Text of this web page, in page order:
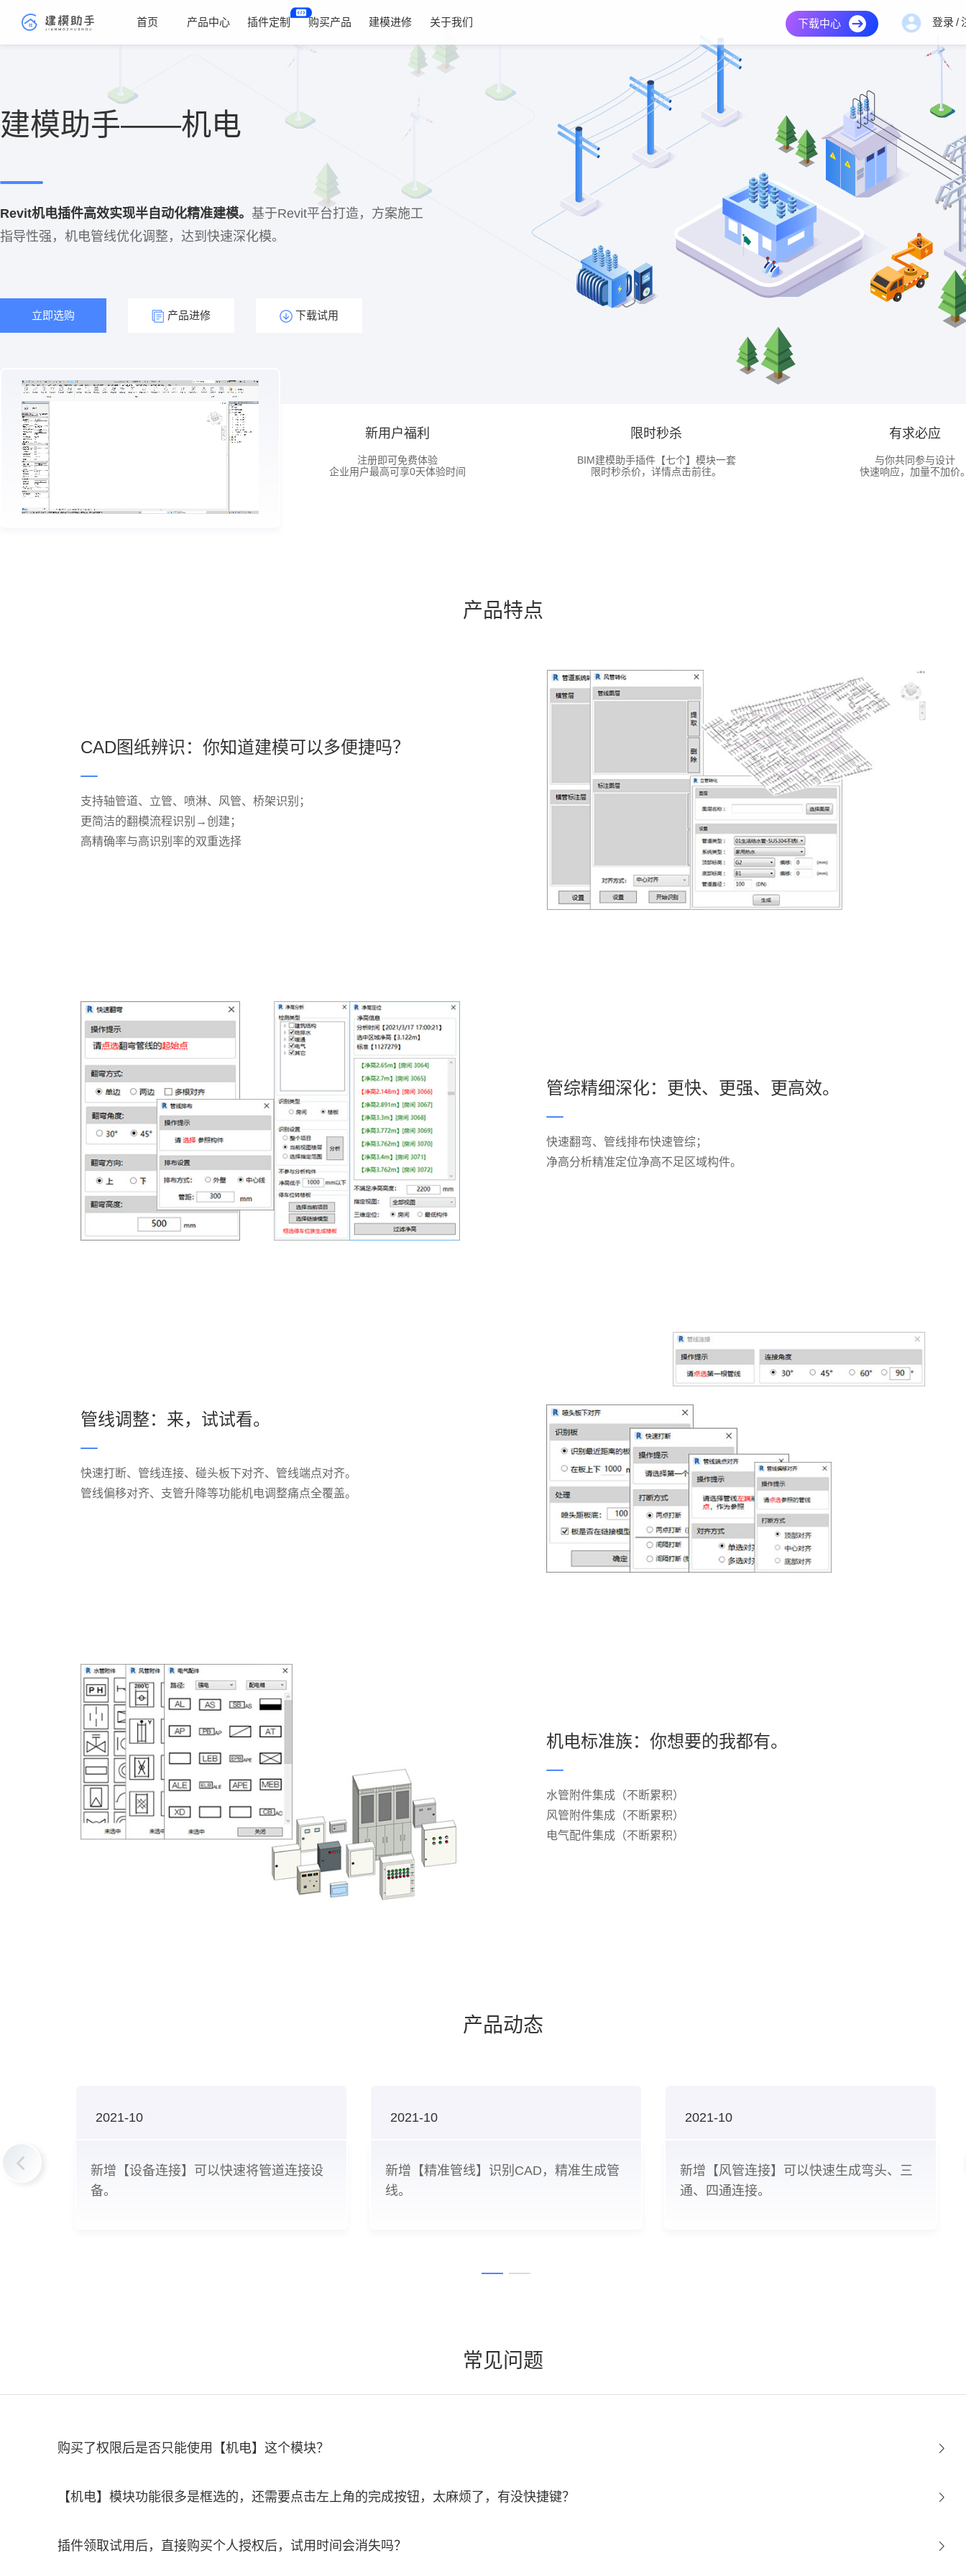
首页 产品中心 插件定制 购买产品 建模进修 关于我们 下载中心 登录 /
建模助手——机电
Revit机电插件高效实现半自动化精准建模。 基于Revit平台打造，方案施工
指导性强，机电管线优化调整，达到快速深化模。
立即选购 产品进修 下载试用
【有求必应】
新用户福利
注册即可免费体验
企业用户最高可享0天体验时间
限时秒杀
BIM建模助手插件【七个】模块一套
限时秒杀价，详情点击前往。
有求必应
与你共同参与设计
快速响应，加量不加价
产品特点
CAD图纸辨识：你知道建模可以多便捷吗？
支持轴管道、立管、喷淋、风管、桥架识别；
更简洁的翻模流程识别→创建；
高精确率与高识别率的双重选择
管综精细深化：更快、更强、更高效。
快速翻弯、管线排布快速管综；
净高分析精准定位净高不足区域构件。
管线调整：来，试试看。
快速打断、管线连接、碰头板下对齐、管线端点对齐。
管线偏移对齐、支管升降等功能机电调整痛点全覆盖。
机电标准族：你想要的我都有。
水管附件集成（不断累积）
风管附件集成（不断累积）
电气配件集成（不断累积）
产品动态
2021-10
新增【设备连接】可以快速将管道连接设
备。
2021-10
新增【精准管线】识别CAD，精准生成管
线。
2021-10
新增【风管连接】可以快速生成弯头、三
通、四通连接。
常见问题
购买了权限后是否只能使用【机电】这个模块？
【机电】模块功能很多是框选的，还需要点击左上角的完成按钮，太麻烦了，有没快捷键？
插件领取试用后，直接购买个人授权后，试用时间会消失吗？